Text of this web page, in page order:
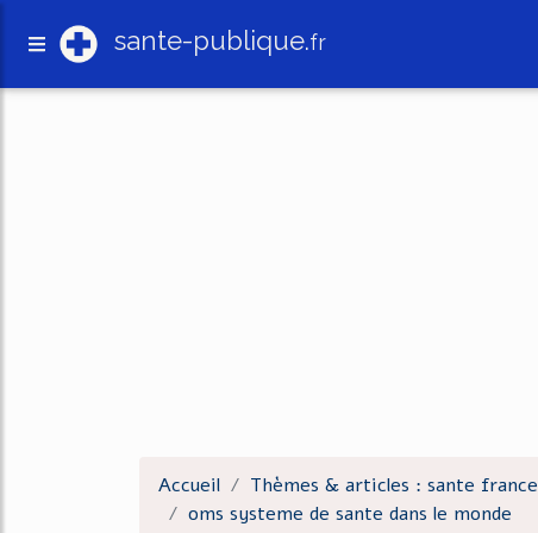
sante-publique.fr
Accueil Thèmes & articles : sante france
oms systeme de sante dans le monde